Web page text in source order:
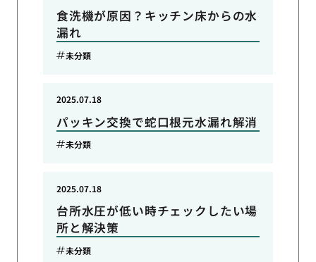
食洗機が原因？キッチン床からの水
漏れ
未分類
パッキン交換で蛇口根元水漏れ解消
2025.07.18
未分類
台所水圧が低い時チェックしたい場
所と解決策
2025.07.18
未分類